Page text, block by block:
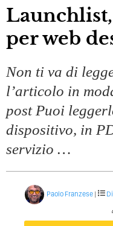
Perché Pubblicare
Perché Non Guadagni
Quali Sono Gli Errori
Caso
Come Promuoversi
Launchlist, una checklist
per web
Non ti va di
l’articolo in
post Puoi
dispositivo, in
servizio …
Paolo Franzese|